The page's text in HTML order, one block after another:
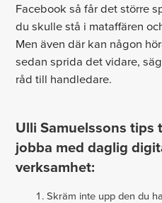
Facebook så får det större
du skulle stå i mataffären
Men även där kan någon
sedan sprida det vidare,
råd till handledare.
Ulli Samuelssons tips
jobba med daglig
verksamhet:
Skräm inte upp den du